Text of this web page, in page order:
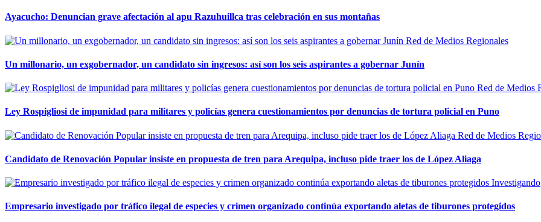
Ayacucho: Denuncian grave afectación al apu Razuhuillca tras celebración en sus montañas
Red de Medios Regionales
Un millonario, un exgobernador, un candidato sin ingresos: así son los seis aspirantes a gobernar Junín
Red de Medios
Ley Rospigliosi de impunidad para militares y policías genera cuestionamientos por denuncias de tortura policial en Puno
Red de Medios
Candidato de Renovación Popular insiste en propuesta de tren para Arequipa, incluso pide traer los de López Aliaga
Investigando
Empresario investigado por tráfico ilegal de especies y crimen organizado continúa exportando aletas de tiburones protegidos